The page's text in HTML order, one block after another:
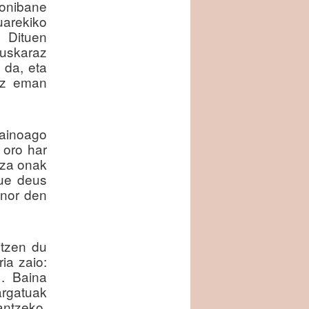
da, eta
eman
har
onak
deus
den
du
zaio:
Baina